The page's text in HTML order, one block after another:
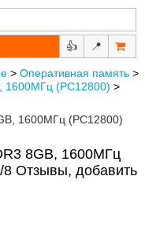
👍 📍
> Оперативная память >
1600МГц (PC12800) >
8GB, 1600МГц
8 Отзывы, добавить